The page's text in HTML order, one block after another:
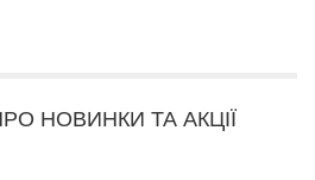
НОВИНКИ ТА АКЦІЇ